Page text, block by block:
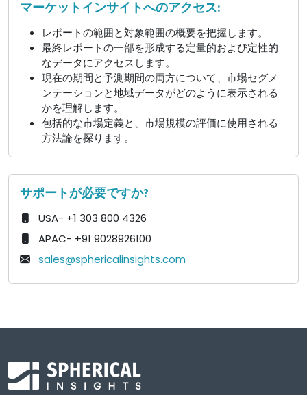
マーケットインサイトへのアクセス:
レポートの範囲と対象範囲の概要を把握します。
最終レポートの一部を形成する定量的および定性的
なデータにアクセスします。
現在の期間と予測期間の両方について、市場セグメ
ンテーションと地域データがどのように表示される
かを理解します。
包括的な市場定義と、市場規模の評価に使用される
方法論を探ります。
サポートが必要ですか?
USA- +1 303 800 4326
APAC- +91 9028926100
sales@sphericalinsights.com